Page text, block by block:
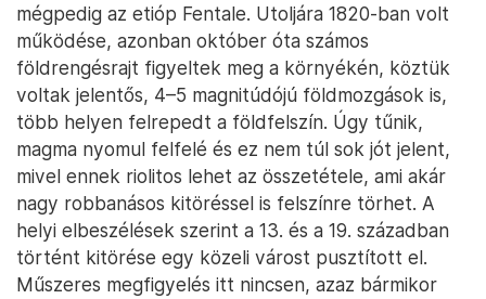
mégpedig az etióp Fentale. Utoljára 1820-ban volt
működése, azonban október óta számos
földrengésrajt figyeltek meg a környékén, köztük
voltak jelentős, 4–5 magnitúdójú földmozgások is,
több helyen felrepedt a földfelszín. Úgy tűnik,
magma nyomul felfelé és ez nem túl sok jót jelent,
mivel ennek riolitos lehet az összetétele, ami akár
nagy robbanásos kitöréssel is felszínre törhet. A
helyi elbeszélések szerint a 13. és a 19. században
történt kitörése egy közeli várost pusztított el.
Műszeres megfigyelés itt nincsen, azaz bármikor